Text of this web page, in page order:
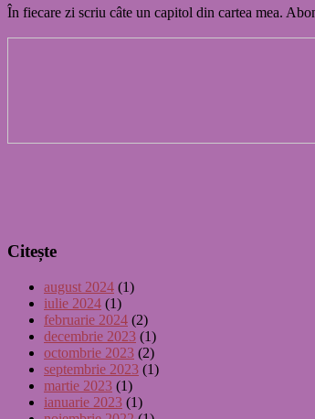
În fiecare zi scriu câte un capitol din cartea mea.
Citește
august 2024 (1)
iulie 2024 (1)
februarie 2024 (2)
decembrie 2023 (1)
octombrie 2023 (2)
septembrie 2023 (1)
martie 2023 (1)
ianuarie 2023 (1)